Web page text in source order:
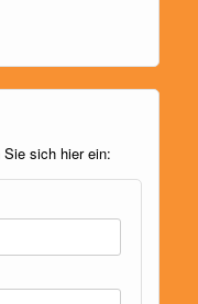
sich hier ein: